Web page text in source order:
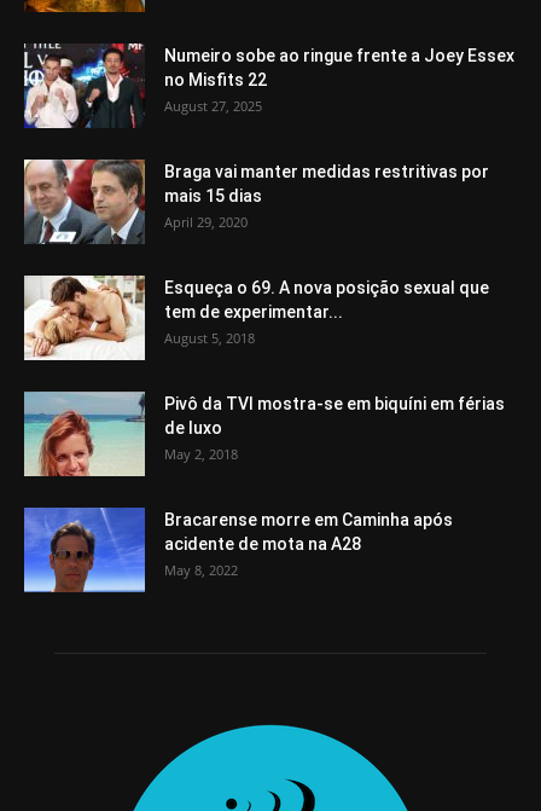
Numeiro sobe ao ringue frente a Joey Essex
no Misfits 22
August 27, 2025
Braga vai manter medidas restritivas por
mais 15 dias
April 29, 2020
Esqueça o 69. A nova posição sexual que
tem de experimentar...
August 5, 2018
Pivô da TVI mostra-se em biquíni em férias
de luxo
May 2, 2018
Bracarense morre em Caminha após
acidente de mota na A28
May 8, 2022